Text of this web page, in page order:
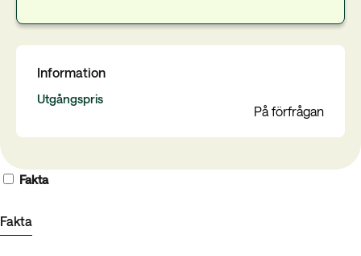
Information
Utgångspris
På förfrågan
Fakta
Fakta